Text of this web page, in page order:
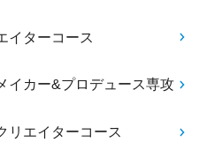
イターコース
イカー&プロデュース専攻
リエイターコース